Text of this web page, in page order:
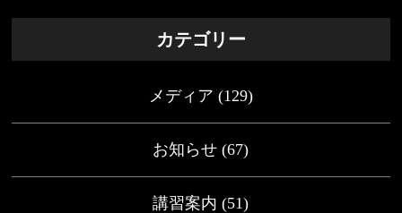
カテゴリー
メディア (129)
お知らせ (67)
講習案内 (51)